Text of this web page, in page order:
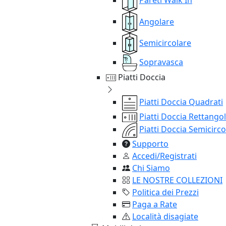
Angolare
Semicircolare
Sopravasca
Piatti Doccia
Piatti Doccia Quadrati
Piatti Doccia
Piatti Doccia
Supporto
Accedi/Registrati
Chi Siamo
LE NOSTRE COLLEZIONI
Politica dei Prezzi
Paga a Rate
Località disagiate